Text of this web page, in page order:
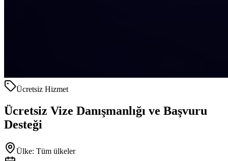
Ücretsiz Hizmet
Ücretsiz Vize Danışmanlığı ve Başvuru
Desteği
Ülke: Tüm ülkeler